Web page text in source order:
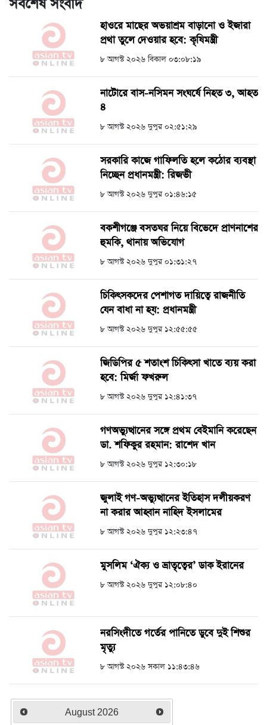
সর্বশেষ সংবাদ
হাওরে মাছের অভয়াশ্রম বাড়ানো ও ইজারা
প্রথা তুলে দেওয়ার হবে: কৃষিমন্ত্রী
৮ আগস্ট ২০২৬ বিকাল ০৩:০৮:১৯
নাটোরে বাস-নসিমন সংঘর্ষে নিহত ৩, আহত
৪
৮ আগস্ট ২০২৬ দুপুর ০২:৫১:২৯
সরকারি কাজে গাফিলতি হলে কঠোর ব্যবস্থা
নিচ্ছেন প্রধানমন্ত্রী: রিজভী
৮ আগস্ট ২০২৬ দুপুর ০১:৪৬:১৫
বকশীগঞ্জে বসতঘর নিয়ে বিভেদে প্রাণনাশের
হুমকি, থানায় অভিযোগ
৮ আগস্ট ২০২৬ দুপুর ০১:৩১:২৭
চিকিৎসকদের পেশাগত দায়িত্বে রাজনীতি
যেন বাধা না হয়: প্রধানমন্ত্রী
৮ আগস্ট ২০২৬ দুপুর ১২:৫৫:৫৫
জিডিপির ৫ শতাংশ চিকিৎসা খাতে ব্যয় করা
হবে: মির্জা ফখরুল
৮ আগস্ট ২০২৬ দুপুর ১২:৪১:৩৭
গণঅভ্যুত্থানের সঙ্গে প্রথম বেইমানি করেছেন
ডা. শফিকুর রহমান: রাশেদ খান
৮ আগস্ট ২০২৬ দুপুর ১২:৩০:১৮
জুলাই গণ-অভ্যুত্থানের ইতিহাস দলীয়করণ
না করার আহ্বান নাহিদ ইসলামের
৮ আগস্ট ২০২৬ দুপুর ১২:২৩:৪৭
মুসলিম ‘ঐক্য ও ভ্রাতৃত্বের’ ডাক ইরানের
৮ আগস্ট ২০২৬ দুপুর ১২:০৮:৪০
নরসিংদীতে গর্তের পানিতে ডুবে দুই শিশুর
মৃত্যু
৮ আগস্ট ২০২৬ সকাল ১১:৪৩:৪৬
August 2026